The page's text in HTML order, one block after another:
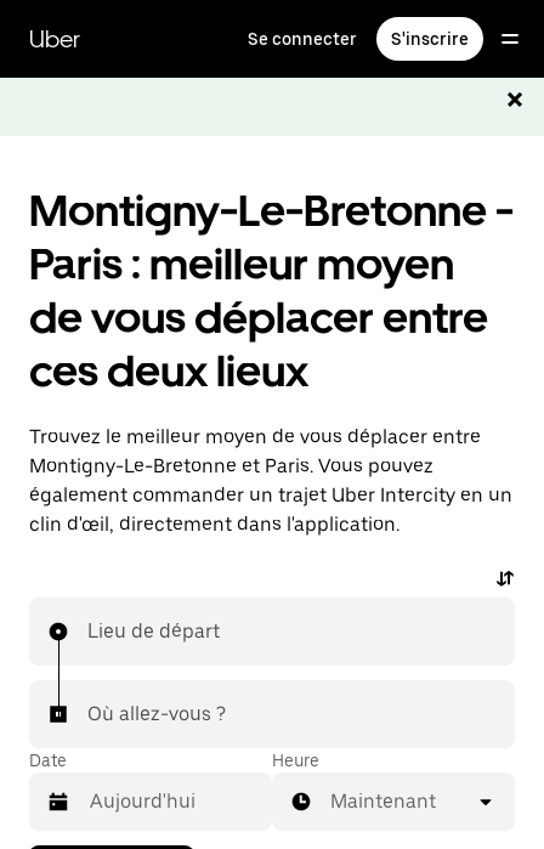
contenu
principal
Uber Se connecter S'inscrire
Montigny-Le-Bretonne -
Paris : meilleur moyen
de vous déplacer entre
ces deux lieux
Trouvez le meilleur moyen de vous déplacer entre
Montigny-Le-Bretonne et Paris. Vous pouvez
également commander un trajet Uber Intercity en un
clin d'œil, directement dans l'application.
Lieu de départ
Où allez-vous ?
Date Heure
Maintenant